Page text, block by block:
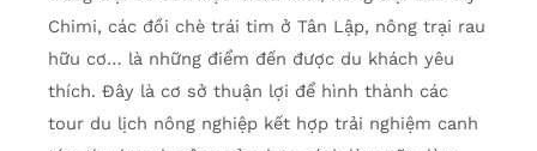
Chimi, các đồi chè trái tim ở Tân Lập, nông trại rau
hữu cơ… là những điểm đến được du khách yêu
thích. Đây là cơ sở thuận lợi để hình thành các
tour du lịch nông nghiệp kết hợp trải nghiệm canh